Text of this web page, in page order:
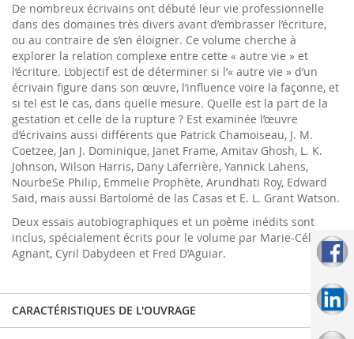
De nombreux écrivains ont débuté leur vie professionnelle
dans des domaines très divers avant d’embrasser l’écriture,
ou au contraire de s’en éloigner. Ce volume cherche à
explorer la relation complexe entre cette « autre vie » et
l’écriture. L’objectif est de déterminer si l’« autre vie » d’un
écrivain figure dans son œuvre, l’influence voire la façonne, et
si tel est le cas, dans quelle mesure. Quelle est la part de la
gestation et celle de la rupture ? Est examinée l’œuvre
d’écrivains aussi différents que Patrick Chamoiseau, J. M.
Coetzee, Jan J. Dominique, Janet Frame, Amitav Ghosh, L. K.
Johnson, Wilson Harris, Dany Laferrière, Yannick Lahens,
NourbeSe Philip, Emmelie Prophète, Arundhati Roy, Edward
Said, mais aussi Bartolomé de las Casas et E. L. Grant Watson.
Deux essais autobiographiques et un poème inédits sont
inclus, spécialement écrits pour le volume par Marie-Célie
Agnant, Cyril Dabydeen et Fred D’Aguiar.
CARACTÉRISTIQUES DE L'OUVRAGE